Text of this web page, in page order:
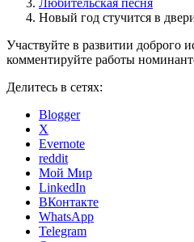
Любительская песня
Новый год стучится в
Участвуйте в развитии доброго
комментируйте работы
Делитесь в сетях:
Blogger
X
Evernote
reddit
Мой Мир
LinkedIn
ВКонтакте
WhatsApp
Telegram